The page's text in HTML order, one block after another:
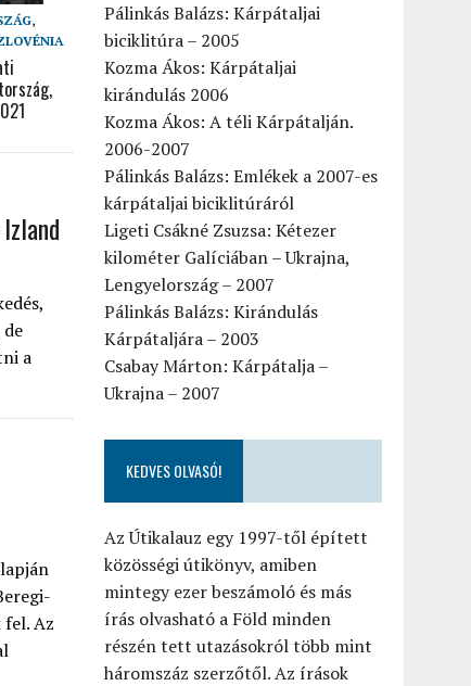
,
a
Az
Pálinkás Balázs: Kárpátaljai
biciklitúra – 2005
Kozma Ákos: Kárpátaljai
kirándulás 2006
Kozma Ákos: A téli Kárpátalján.
2006-2007
Pálinkás Balázs: Emlékek a 2007-es
kárpátaljai biciklitúráról
Ligeti Csákné Zsuzsa: Kétezer
kilométer Galíciában – Ukrajna,
Lengyelország – 2007
Pálinkás Balázs: Kirándulás
Kárpátaljára – 2003
Csabay Márton: Kárpátalja –
Ukrajna – 2007
KEDVES OLVASÓ!
Az Útikalauz egy 1997-től épített
közösségi útikönyv, amiben
mintegy ezer beszámoló és más
írás olvasható a Föld minden
részén tett utazásokról több mint
háromszáz szerzőtől. Az írások